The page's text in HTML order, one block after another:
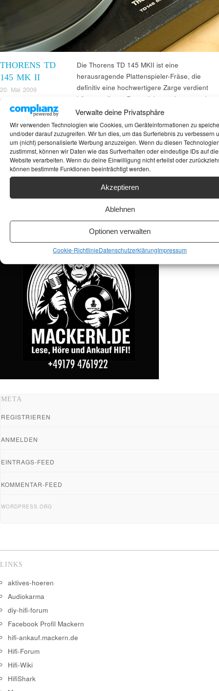
Verwalte deine Privatsphäre
Wir verwenden Technologien wie Cookies, um Geräteinformationen zu
und/oder darauf zuzugreifen. Wir tun dies, um das Surferlebnis zu verbessern
um (nicht) personalisierte Werbung anzuzeigen. Wenn du diesen
zustimmst, können wir Daten wie das Surfverhalten oder eindeutige IDs auf
Website verarbeiten. Wenn du deine Einwilligung nicht erteilst oder
können bestimmte Funktionen beeinträchtigt werden.
Akzeptieren
Ablehnen
Optionen verwalten
Cookie-RichtlinieDatenschutzerklärungImpressum
THORENS TD
145 MK II
20. Mai 2009
Mackern
Die Thorens TD 145 MKII ist eine
herausragende Plattenspieler-Fräse, die
definitiv eine hochwertigere Zarge verdient
hätte, um ihrem Potenzial gerecht zu werden.
Doch das tut ihrer klanglichen Performance
keinen Abbruch. Mit der Wahl des richtigen
Tonabnehmersystems lässt sich das ohnehin
schon beachtliche Klangbild nochmals
signifikant verbessern. In meinem
ANKAUF HIFI & HIGH GERÄTE: +491794761922
META
REGISTRIEREN
ANMELDEN
EINTRAGS-FEED
KOMMENTAR-FEED
WORDPRESS.ORG
LINKS
aktives-hoeren
Audiokarma
diy-hifi-forum
Facebook Profil Mackern
hifi-ankauf.mackern.de
Hifi-Forum
Hifi-Wiki
HifiShark